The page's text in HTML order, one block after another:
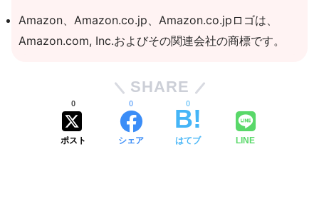
Amazon、Amazon.co.jp、Amazon.co.jpロゴは、
Amazon.com, Inc.およびその関連会社の商標です。
SHARE
ポスト
0
シェア
0
はてブ
0
LINE